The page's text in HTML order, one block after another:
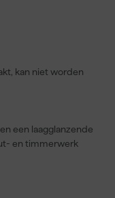
kan niet worden
een laagglanzende
en timmerwerk